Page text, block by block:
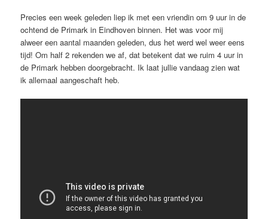
Precies een week geleden liep ik met een vriendin om 9 uur in de
ochtend de Primark in Eindhoven binnen. Het was voor mij
alweer een aantal maanden geleden, dus het werd wel weer eens
tijd! Om half 2 rekenden we af, dat betekent dat we ruim 4 uur in
de Primark hebben doorgebracht. Ik laat jullie vandaag zien wat
ik allemaal aangeschaft heb.